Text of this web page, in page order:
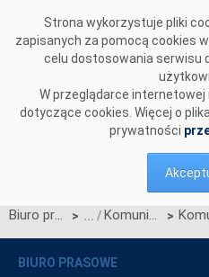
Strona wykorzystuje pliki
zapisanych za pomocą cookies
celu dostosowania serwisu
W przeglądarce
dotyczące cookies. Więcej o
prywatności
Biuro prasowe > Komunikaty OSP >
BIURO PRASOWE